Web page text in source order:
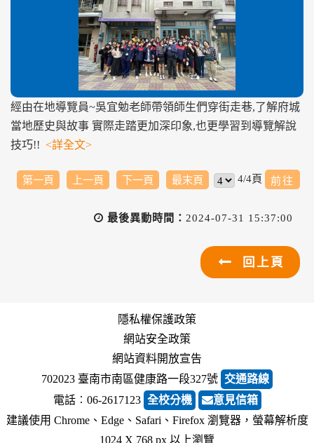
經由在地導覽員~吳宜勉老師帶領師生們穿街走巷,了解府城
當地歷史與故事 實際走踏更加深印象,也更學習到導覽解說
技巧!! <詳全文>
第一頁 上一頁 下一頁 最末頁 4/4頁
最後異動時間： 2024-07-31 15:37:00
回上頁
隱私權保護政策
網站安全政策
網站資料開放宣告
702023 臺南市南區健康路一段327號 交通路線
電話︰06-2617123 全校分機
意見信箱
建議使用 Chrome、Edge、Safari、Firefox 瀏覽器，螢幕解析度
1024 X 768 px 以上瀏覽